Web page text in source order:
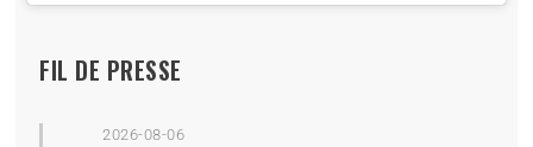
FIL DE PRESSE
2026-08-06